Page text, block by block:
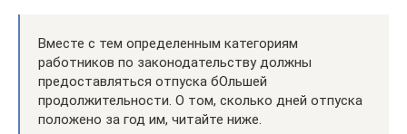
Вместе с тем определенным категориям
работников по законодательству должны
предоставляться отпуска бОльшей
продолжительности. О том, сколько дней отпуска
положено за год им, читайте ниже.